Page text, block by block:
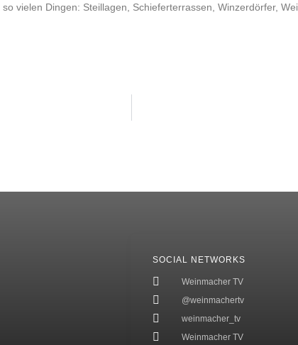
vielen Dingen: Steillagen, Schieferterrassen, Winzerdörfer,
SOCIAL NETWORKS
Weinmacher TV
@weinmachertv
weinmacher_tv
Weinmacher TV